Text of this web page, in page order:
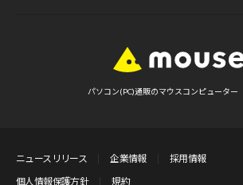
パソコン(PC)通販のマウスコンピューター
ニュースリリース 企業情報
採用情報
個人情報保護方針
規約